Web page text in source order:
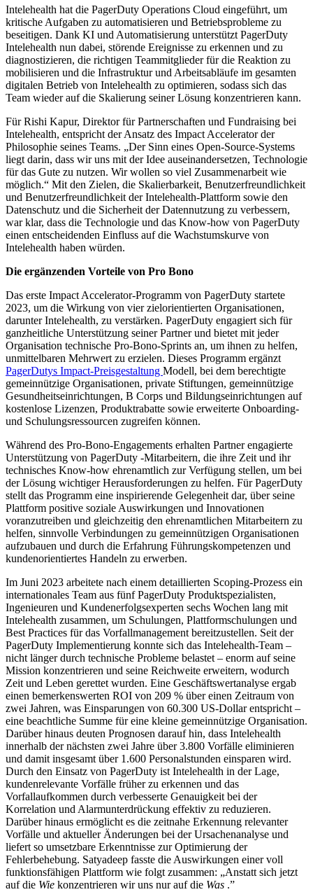
Intelehealth hat die PagerDuty Operations Cloud eingeführt, um
kritische Aufgaben zu automatisieren und Betriebsprobleme zu
beseitigen. Dank KI und Automatisierung unterstützt PagerDuty
Intelehealth nun dabei, störende Ereignisse zu erkennen und zu
diagnostizieren, die richtigen Teammitglieder für die Reaktion zu
mobilisieren und die Infrastruktur und Arbeitsabläufe im gesamten
digitalen Betrieb von Intelehealth zu optimieren, sodass sich das
Team wieder auf die Skalierung seiner Lösung konzentrieren kann.
Für Rishi Kapur, Direktor für Partnerschaften und Fundraising bei
Intelehealth, entspricht der Ansatz des Impact Accelerator der
Philosophie seines Teams. „Der Sinn eines Open-Source-Systems
liegt darin, dass wir uns mit der Idee auseinandersetzen, Technologie
für das Gute zu nutzen. Wir wollen so viel Zusammenarbeit wie
möglich.“ Mit den Zielen, die Skalierbarkeit, Benutzerfreundlichkeit
und Benutzerfreundlichkeit der Intelehealth-Plattform sowie den
Datenschutz und die Sicherheit der Datennutzung zu verbessern,
war klar, dass die Technologie und das Know-how von PagerDuty
einen entscheidenden Einfluss auf die Wachstumskurve von
Intelehealth haben würden.
Die ergänzenden Vorteile von Pro Bono
Das erste Impact Accelerator-Programm von PagerDuty startete
2023, um die Wirkung von vier zielorientierten Organisationen,
darunter Intelehealth, zu verstärken. PagerDuty engagiert sich für
ganzheitliche Unterstützung seiner Partner und bietet mit jeder
Organisation technische Pro-Bono-Sprints an, um ihnen zu helfen,
unmittelbaren Mehrwert zu erzielen. Dieses Programm ergänzt
PagerDutys Impact-Preisgestaltung Modell, bei dem berechtigte
gemeinnützige Organisationen, private Stiftungen, gemeinnützige
Gesundheitseinrichtungen, B Corps und Bildungseinrichtungen auf
kostenlose Lizenzen, Produktrabatte sowie erweiterte Onboarding-
und Schulungsressourcen zugreifen können.
Während des Pro-Bono-Engagements erhalten Partner engagierte
Unterstützung von PagerDuty -Mitarbeitern, die ihre Zeit und ihr
technisches Know-how ehrenamtlich zur Verfügung stellen, um bei
der Lösung wichtiger Herausforderungen zu helfen. Für PagerDuty
stellt das Programm eine inspirierende Gelegenheit dar, über seine
Plattform positive soziale Auswirkungen und Innovationen
voranzutreiben und gleichzeitig den ehrenamtlichen Mitarbeitern zu
helfen, sinnvolle Verbindungen zu gemeinnützigen Organisationen
aufzubauen und durch die Erfahrung Führungskompetenzen und
kundenorientiertes Handeln zu erwerben.
Im Juni 2023 arbeitete nach einem detaillierten Scoping-Prozess ein
internationales Team aus fünf PagerDuty Produktspezialisten,
Ingenieuren und Kundenerfolgsexperten sechs Wochen lang mit
Intelehealth zusammen, um Schulungen, Plattformschulungen und
Best Practices für das Vorfallmanagement bereitzustellen. Seit der
PagerDuty Implementierung konnte sich das Intelehealth-Team –
nicht länger durch technische Probleme belastet – enorm auf seine
Mission konzentrieren und seine Reichweite erweitern, wodurch
Zeit und Leben gerettet wurden. Eine Geschäftswertanalyse ergab
einen bemerkenswerten ROI von 209 % über einen Zeitraum von
zwei Jahren, was Einsparungen von 60.300 US-Dollar entspricht –
eine beachtliche Summe für eine kleine gemeinnützige Organisation.
Darüber hinaus deuten Prognosen darauf hin, dass Intelehealth
innerhalb der nächsten zwei Jahre über 3.800 Vorfälle eliminieren
und damit insgesamt über 1.600 Personalstunden einsparen wird.
Durch den Einsatz von PagerDuty ist Intelehealth in der Lage,
kundenrelevante Vorfälle früher zu erkennen und das
Vorfallaufkommen durch verbesserte Genauigkeit bei der
Korrelation und Alarmunterdrückung effektiv zu reduzieren.
Darüber hinaus ermöglicht es die zeitnahe Erkennung relevanter
Vorfälle und aktueller Änderungen bei der Ursachenanalyse und
liefert so umsetzbare Erkenntnisse zur Optimierung der
Fehlerbehebung. Satyadeep fasste die Auswirkungen einer voll
funktionsfähigen Plattform wie folgt zusammen: „Anstatt sich jetzt
auf die Wie konzentrieren wir uns nur auf die Was .”